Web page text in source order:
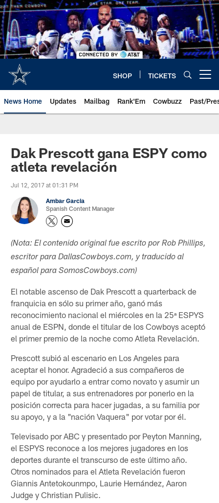
Skip
to
main
content
SHOP TICKETS
News Home Updates Mailbag Rank'Em Cowbuzz Past/
Dak Prescott gana ESPY como
atleta revelación
Jul 12, 2017 at 01:31 PM
Ambar Garcia
Spanish Content Manager
(Nota: El contenido original fue escrito por Rob Phillips,
escritor para DallasCowboys.com, y traducido al
español para SomosCowboys.com)
El notable ascenso de Dak Prescott a quarterback de
franquicia en sólo su primer año, ganó más
reconocimiento nacional el miércoles en la 25ª ESPYS
anual de ESPN, donde el titular de los Cowboys aceptó
el primer premio de la noche como Atleta Revelación.
Prescott subió al escenario en Los Angeles para
aceptar el honor. Agradeció a sus compañeros de
equipo por ayudarlo a entrar como novato y asumir un
papel de titular, a sus entrenadores por ponerlo en la
posición correcta para hacer jugadas, a su familia por
su apoyo, y a la "nación Vaquera" por votar por él.
Televisado por ABC y presentado por Peyton Manning,
el ESPYS reconoce a los mejores jugadores en los
deportes durante el transcurso de este último año.
Otros nominados para el Atleta Revelación fueron
Giannis Antetokounmpo, Laurie Hernández, Aaron
Judge y Christian Pulisic.